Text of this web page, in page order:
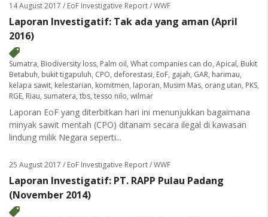
14 August 2017 / EoF Investigative Report / WWF
Laporan Investigatif: Tak ada yang aman (April
2016)
Sumatra, Biodiversity loss, Palm oil, What companies can do, Apical, Bukit
Betabuh, bukit tigapuluh, CPO, deforestasi, EoF, gajah, GAR, harimau,
kelapa sawit, kelestarian, komitmen, laporan, Musim Mas, orang utan, PKS,
RGE, Riau, sumatera, tbs, tesso nilo, wilmar
Laporan EoF yang diterbitkan hari ini menunjukkan bagaimana
minyak sawit mentah (CPO) ditanam secara ilegal di kawasan
lindung milik Negara seperti...
25 August 2017 / EoF Investigative Report / WWF
Laporan Investigatif: PT. RAPP Pulau Padang
(November 2014)